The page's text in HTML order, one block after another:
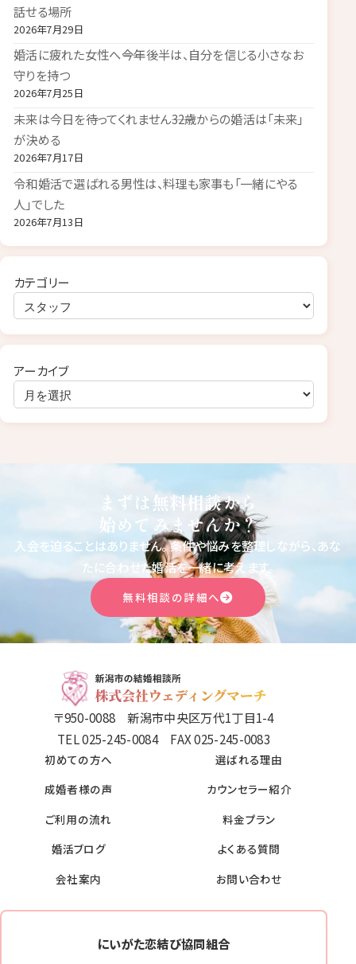
話せる場所
2026年7月29日
婚活に疲れた女性へ――今年後半は、自分を信じる小さなお
守りを持つ
2026年7月25日
未来は今日を待ってくれません――32歳からの婚活は「未来」
が決める
2026年7月17日
令和婚活で選ばれる男性は、料理も家事も「一緒にやる
人」でした
2026年7月13日
カテゴリー
アーカイブ
まずは無料相談から
始めてみませんか？
入会を迫ることはありません。条件や悩みを整理しながら、あな
たに合わせた婚活を一緒に考えます。
無料相談の詳細へ
〒950-0088 新潟市中央区万代1丁目1-4
TEL 025-245-0084 FAX 025-245-0083
初めての方へ
選ばれる理由
成婚者様の声
カウンセラー紹介
ご利用の流れ
料金プラン
婚活ブログ
よくある質問
会社案内
お問い合わせ
にいがた恋結び協同組合